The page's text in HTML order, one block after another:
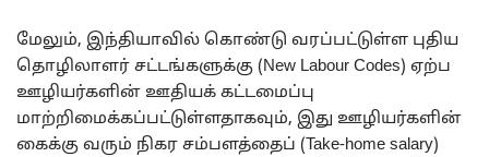
மேலும், இந்தியாவில் கொண்டு வரப்பட்டுள்ள புதிய
தொழிலாளர் சட்டங்களுக்கு (New Labour Codes) ஏற்ப
ஊழியர்களின் ஊதியக் கட்டமைப்பு
மாற்றிமைக்கப்பட்டுள்ளதாகவும், இது ஊழியர்களின்
கைக்கு வரும் நிகர சம்பளத்தைப் (Take-home salary)